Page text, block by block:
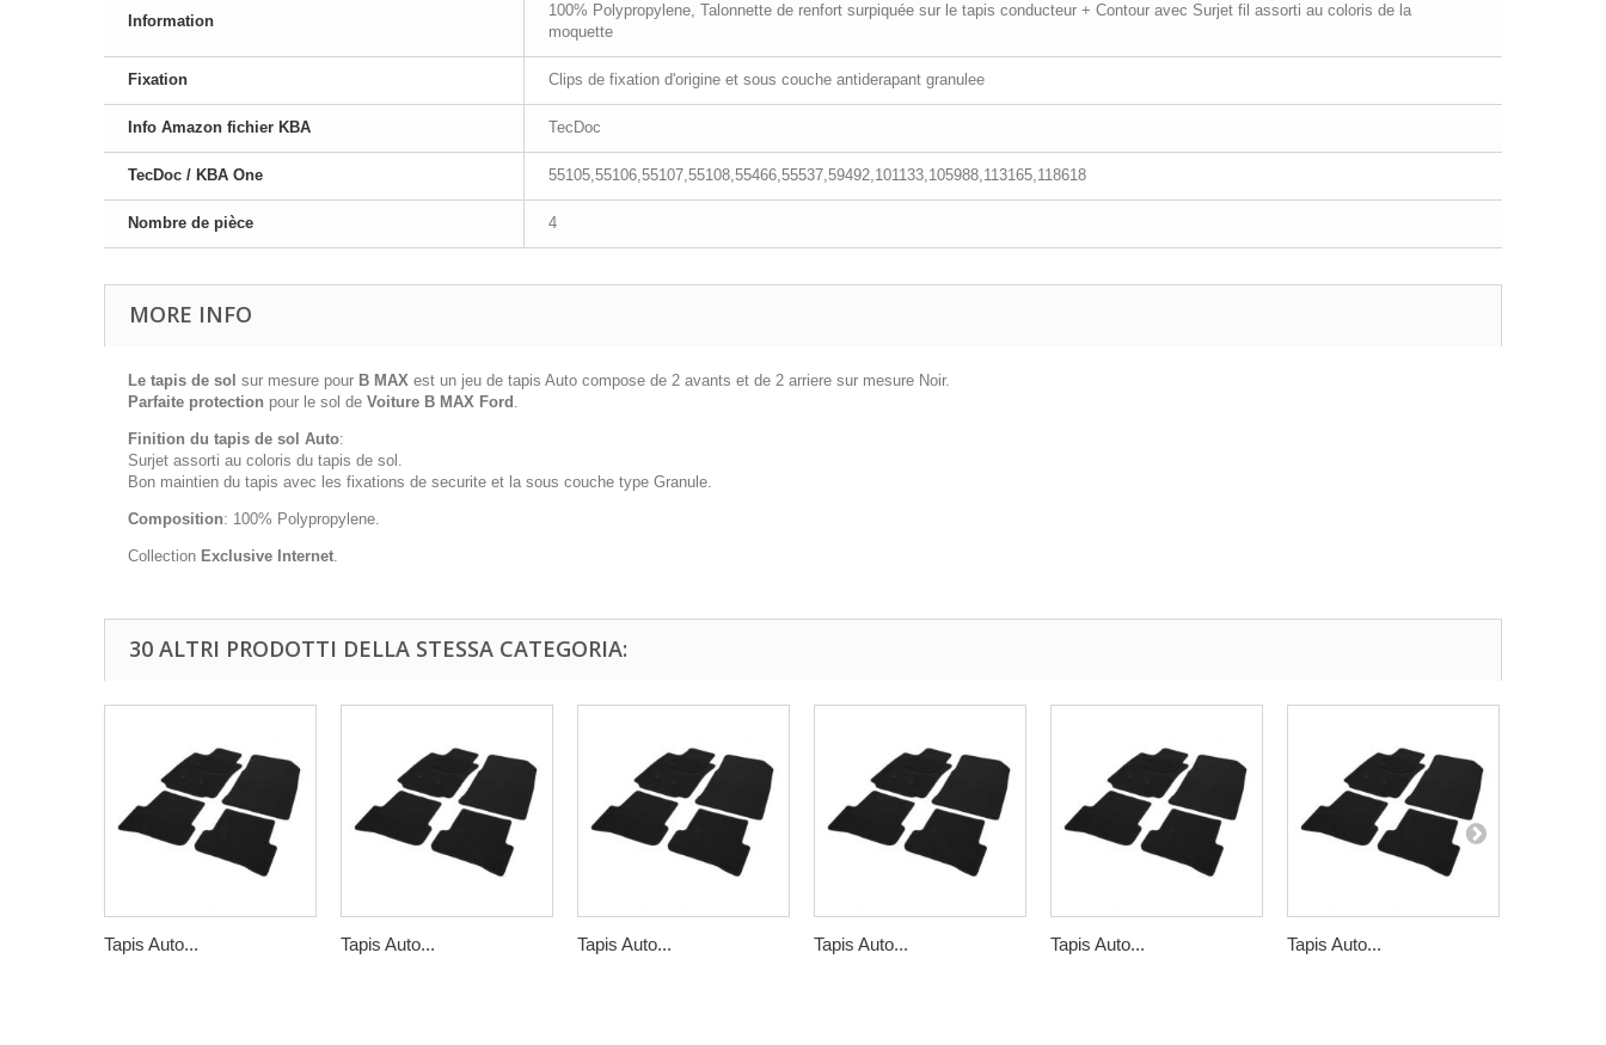
Information
100% Polypropylene, Talonnette de renfort surpiquée sur le tapis conducteur + Contour avec Surjet fil assorti au coloris de la
moquette
Fixation Clips de fixation d'origine et sous couche antiderapant granulee
Info Amazon fichier KBA TecDoc
TecDoc / KBA One 55105,55106,55107,55108,55466,55537,59492,101133,105988,113165,118618
Nombre de pièce 4
MORE INFO
Le tapis de sol sur mesure pour B MAX est un jeu de tapis Auto compose de 2 avants et de 2 arriere sur mesure Noir.
Parfaite protection pour le sol de Voiture B MAX Ford .
Finition du tapis de sol Auto:
Surjet assorti au coloris du tapis de sol.
Bon maintien du tapis avec les fixations de securite et la sous couche type Granule.
Composition: 100% Polypropylene.
Collection Exclusive Internet.
30 ALTRI PRODOTTI DELLA STESSA CATEGORIA:
Tapis Auto... Tapis Auto... Tapis Auto... Tapis Auto... Tapis Auto... Tapis Auto...